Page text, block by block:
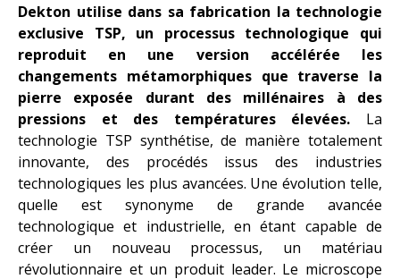
Dekton utilise dans sa fabrication la technologie
exclusive TSP, un processus technologique qui
reproduit en une version accélérée les
changements métamorphiques que traverse la
pierre exposée durant des millénaires à des
pressions et des températures élevées. La
technologie TSP synthétise, de manière totalement
innovante, des procédés issus des industries
technologiques les plus avancées. Une évolution telle,
quelle est synonyme de grande avancée
technologique et industrielle, en étant capable de
créer un nouveau processus, un matériau
révolutionnaire et un produit leader. Le microscope